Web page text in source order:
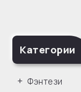
Категории
Фэнтези